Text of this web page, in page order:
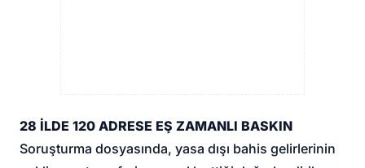
28 İLDE 120 ADRESE EŞ ZAMANLI BASKIN
Soruşturma dosyasında, yasa dışı bahis gelirlerinin